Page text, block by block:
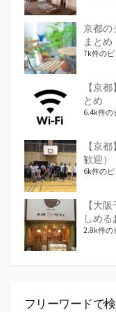
京都の
まとめ
7k件のビ
【京
とめ
6.4k件の
【京
歓迎）
6k件のビ
【大
しめ
2.8k件の
フリーワードで